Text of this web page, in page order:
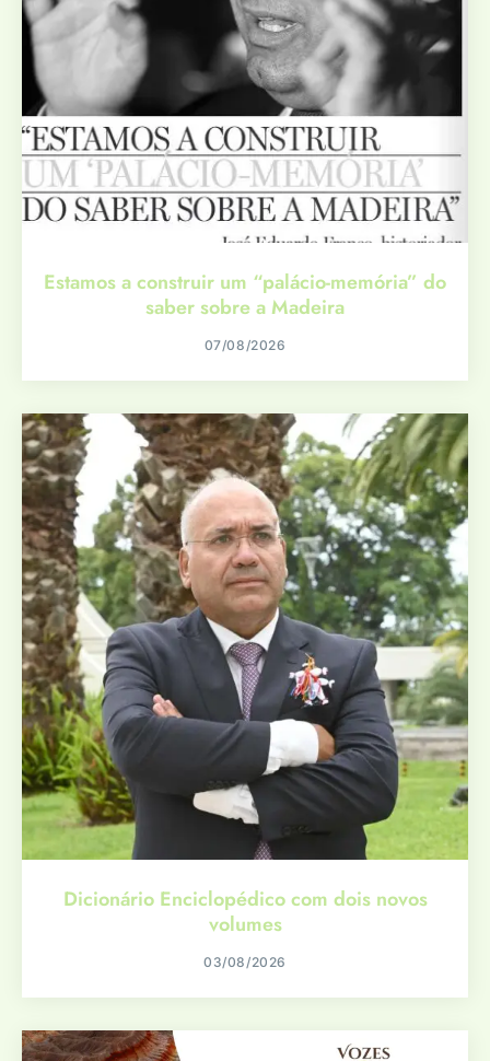
Estamos a construir um “palácio-memória” do
saber sobre a Madeira
07/08/2026
Dicionário Enciclopédico com dois novos
volumes
03/08/2026